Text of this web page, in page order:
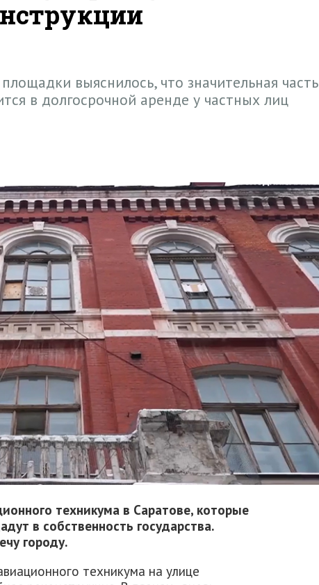
выяснилось, что значительная часть
в долгосрочной аренде у частных лиц
техникума в Саратове, которые
в собственность государства.
городу.
техникума на улице